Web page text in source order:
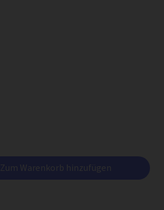
Zum Warenkorb hinzufügen